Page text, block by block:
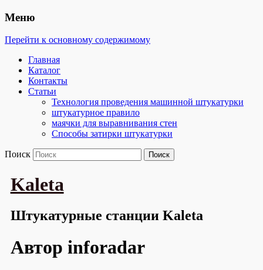
Меню
Перейти к основному содержимому
Главная
Каталог
Контакты
Статьи
Технология проведения машинной штукатурки
штукатурное правило
маячки для выравнивания стен
Способы затирки штукатурки
Поиск
Kaleta
Штукатурные станции Kaleta
Автор inforadar